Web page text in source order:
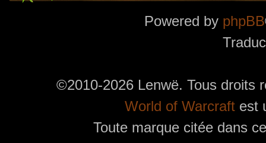
Powered by phpBB
©2010-2026 Lenwë. Tous droits
World of Warcraftest
Toute marque citée dans